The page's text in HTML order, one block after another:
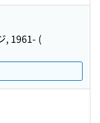
, 1961- (